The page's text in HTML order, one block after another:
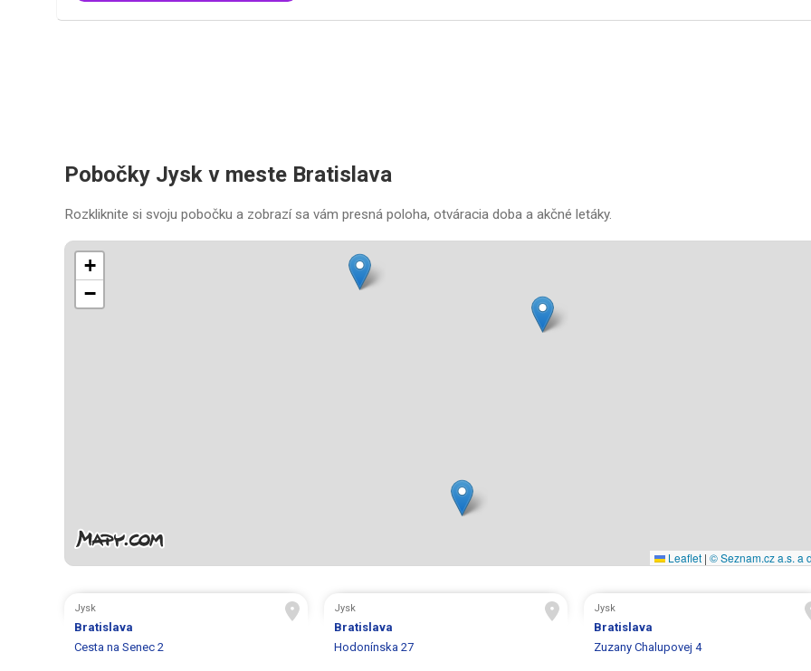
Pobočky Jysk v meste Bratislava
Rozkliknite si svoju pobočku a zobrazí sa vám presná poloha, otváracia doba a akčné letáky.
+
−
Leaflet | © Seznam.cz a.s. a
Jysk
Bratislava
Cesta na Senec 2
Jysk
Bratislava
Hodonínska 27
Jysk
Bratislava
Zuzany Chalupovej 4